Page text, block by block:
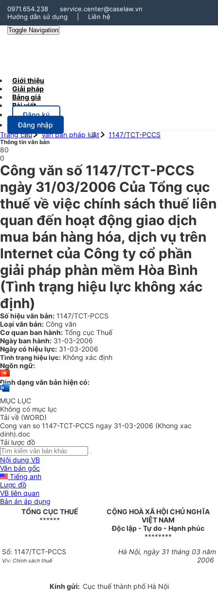
0971.654.238
service.center@caselaw.vn
Hướng dẫn sử dụng
Liên hệ
Toggle Navigation
Giới thiệu
Giải pháp
Bảng giá
Bài viết
Đăng ký
Đăng nhập
Trang chủ
Văn bản pháp luật 1147/TCT-PCCS
Thông tin văn bản
80
0
Công văn số 1147/TCT-PCCS
ngày 31/03/2006 Của Tổng cục
thuế về việc chính sách thuế liên
quan đến hoạt động giao dịch
mua bán hàng hóa, dịch vụ trên
Internet của Công ty cổ phần
giải pháp phàn mềm Hòa Bình
(Tình trạng hiệu lực không xác
định)
Số hiệu văn bản: 1147/TCT-PCCS
Loại văn bản: Công văn
Cơ quan ban hành: Tổng cục Thuế
Ngày ban hành: 31-03-2006
Ngày có hiệu lực: 31-03-2006
Tình trạng hiệu lực: Không xác định
Ngôn ngữ:
Định dạng văn bản hiện có:
MỤC LỤC
Không có mục lục
Tải về (WORD)
Cong van so 1147-TCT-PCCS ngay 31-03-2006 (Khong xac
dinh).doc
Tải lược đồ
Nội dung VB
Văn bản gốc
Tiếng anh
Lược đồ
VB liên quan
Bản án áp dụng
TỔNG CỤC THUẾ
******
CỘNG HOÀ XÃ HỘI CHỦ NGHĨA
VIỆT NAM
Độc lập - Tự do - Hạnh phúc
********
Số: 1147/TCT-PCCS
V/v: Chính sách thuế
Hà Nội, ngày 31 tháng 03 năm
2006
Kính gửi: Cục thuế thành phố Hà Nội